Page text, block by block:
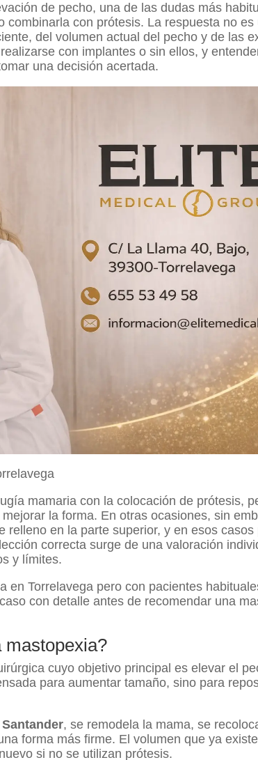
de pecho, una de las dudas más
combinarla con prótesis. La respuesta no es
del volumen actual del pecho y de las
con implantes o sin ellos, y
una decisión acertada.
mamaria con la colocación de prótesis,
la forma. En otras ocasiones, sin
relleno en la parte superior, y en esos casos
correcta surge de una valoración
y límites.
en Torrelavega pero con pacientes
con detalle antes de recomendar una
mastopexia?
cuyo objetivo principal es elevar el
para aumentar tamaño, sino para
, se remodela la mama, se
forma más firme. El volumen que ya
si no se utilizan prótesis.